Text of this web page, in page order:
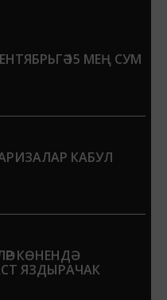
15 МЕҢ СУМ
КАБУЛ
КӨНЕНДӘ
ЯЗДЫРАЧАК